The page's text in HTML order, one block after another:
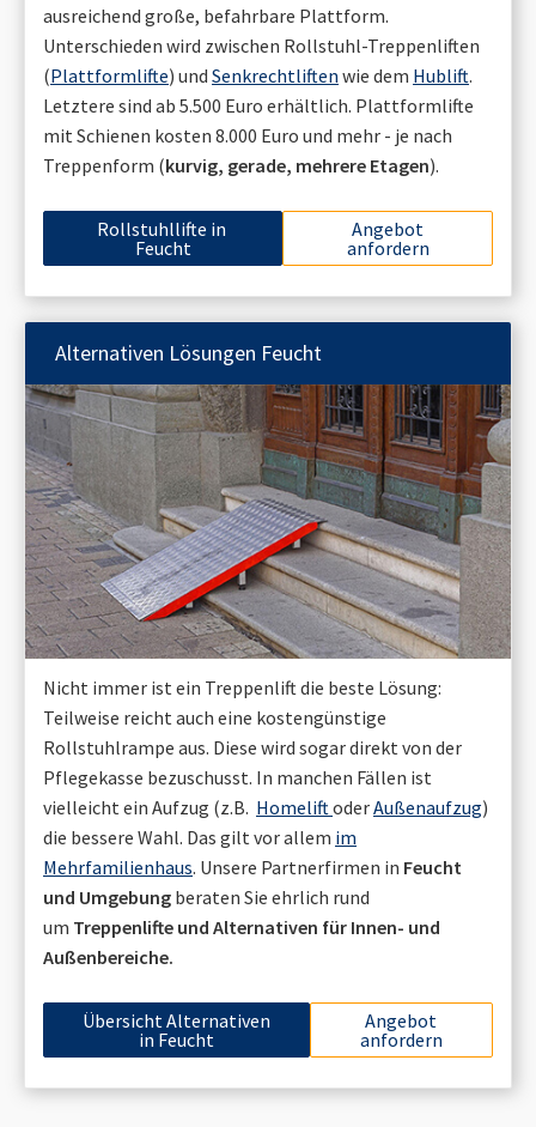
ausreichend große, befahrbare Plattform.
Unterschieden wird zwischen Rollstuhl-Treppenliften
(Plattformlifte) und Senkrechtliften wie dem Hublift.
Letztere sind ab 5.500 Euro erhältlich. Plattformlifte
mit Schienen kosten 8.000 Euro und mehr - je nach
Treppenform (kurvig, gerade, mehrere Etagen).
Rollstuhllifte in
Feucht
Angebot
anfordern
Alternativen Lösungen Feucht
Nicht immer ist ein Treppenlift die beste Lösung:
Teilweise reicht auch eine kostengünstige
Rollstuhlrampe aus. Diese wird sogar direkt von der
Pflegekasse bezuschusst. In manchen Fällen ist
vielleicht ein Aufzug (z.B. HomeliftoderAußenaufzug)
die bessere Wahl. Das gilt vor allem im
Mehrfamilienhaus. Unsere Partnerfirmen in Feucht
und Umgebung beraten Sie ehrlich rund
um Treppenlifte und Alternativen für Innen- und
Außenbereiche.
Übersicht Alternativen
in Feucht
Angebot
anfordern